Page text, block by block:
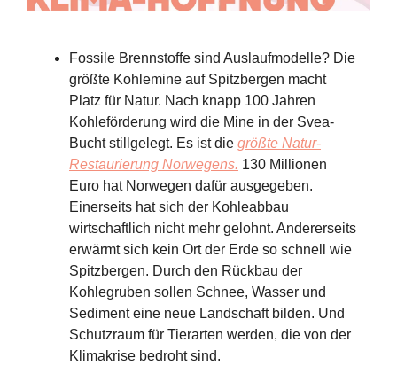
Fossile Brennstoffe sind Auslaufmodelle? Die
größte Kohlemine auf Spitzbergen macht
Platz für Natur. Nach knapp 100 Jahren
Kohleförderung wird die Mine in der Svea-
Bucht stillgelegt. Es ist die größte Natur-
Restaurierung Norwegens. 130 Millionen
Euro hat Norwegen dafür ausgegeben.
Einerseits hat sich der Kohleabbau
wirtschaftlich nicht mehr gelohnt. Andererseits
erwärmt sich kein Ort der Erde so schnell wie
Spitzbergen. Durch den Rückbau der
Kohlegruben sollen Schnee, Wasser und
Sediment eine neue Landschaft bilden. Und
Schutzraum für Tierarten werden, die von der
Klimakrise bedroht sind.